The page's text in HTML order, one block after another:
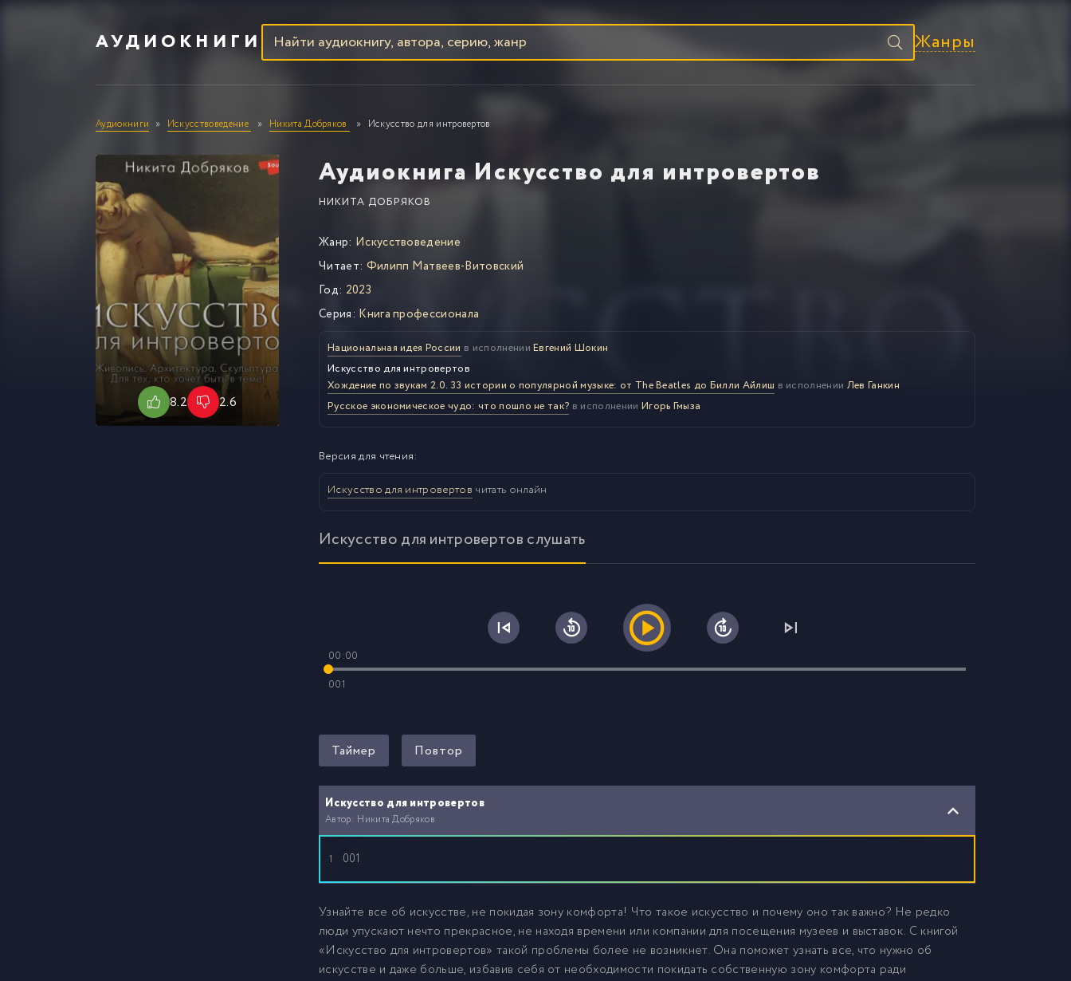
АУДИОКНИГИ Жанры
Аудиокниги Искусствоведение Никита Добряков Искусство для интровертов
Аудиокнига Искусство для интровертов
НИКИТА ДОБРЯКОВ
8.2 2.6
Жанр: Искусствоведение
Читает: Филипп Матвеев-Витовский
Год: 2023
Серия: Книга профессионала
Национальная идея России в исполненииЕвгений Шокин
Искусство для интровертов
Хождение по звукам 2.0. 33 истории о популярной музыке: от The Beatles до Билли Айлиш в исполнении Лев Ганкин
Русское экономическое чудо: что пошло не так? в исполнении Игорь Гмыза
Версия для чтения:
Искусство для интровертов читать онлайн
Искусство для интровертов слушать
00:00
001
Таймер Повтор
Искусство для интровертов
Автор: Никита Добряков
1 001
Узнайте все об искусстве, не покидая зону комфорта! Что такое искусство и почему оно так важно? Не редко
люди упускают нечто прекрасное, не находя времени или компании для посещения музеев и выставок. С книгой
«Искусство для интровертов» такой проблемы более не возникнет. Она поможет узнать все, что нужно об
искусстве и даже больше, избавив себя от необходимости покидать собственную зону комфорта ради